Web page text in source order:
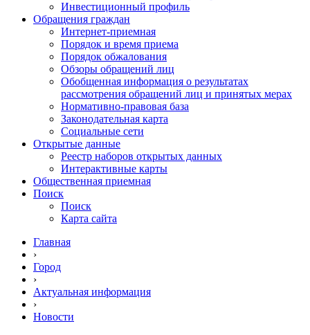
Инвестиционный профиль
Обращения граждан
Интернет-приемная
Порядок и время приема
Порядок обжалования
Обзоры обращений лиц
Обобщенная информация о результатах
рассмотрения обращений лиц и принятых мерах
Нормативно-правовая база
Законодательная карта
Социальные сети
Открытые данные
Реестр наборов открытых данных
Интерактивные карты
Общественная приемная
Поиск
Поиск
Карта сайта
Главная
›
Город
›
Актуальная информация
›
Новости